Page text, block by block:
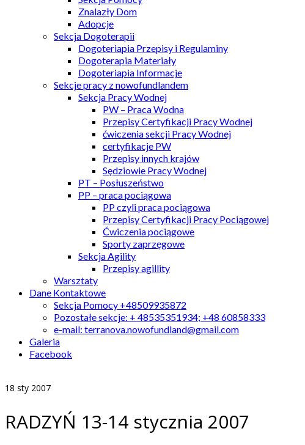
Znalazły Dom
Adopcje
Sekcja Dogoterapii
Dogoteriapia Przepisy i Regulaminy
Dogoterapia Materiały
Dogoteriapia Informacje
Sekcje pracy z nowofundlandem
Sekcja Pracy Wodnej
PW – Praca Wodna
Przepisy Certyfikacji Pracy Wodnej
ćwiczenia sekcji Pracy Wodnej
certyfikacje PW
Przepisy innych krajów
Sędziowie Pracy Wodnej
PT – Posłuszeństwo
PP – praca pociągowa
PP czyli praca pociągowa
Przepisy Certyfikacji Pracy Pociągowej
Ćwiczenia pociągowe
Sporty zaprzęgowe
Sekcja Agility
Przepisy agillity
Warsztaty
Dane Kontaktowe
Sekcja Pomocy +48509935872
Pozostałe sekcje: + 48535351934; +48 60858333
e-mail: terranova.nowofundland@gmail.com
Galeria
Facebook
18 sty 2007
RADZYŃ 13-14 stycznia 2007